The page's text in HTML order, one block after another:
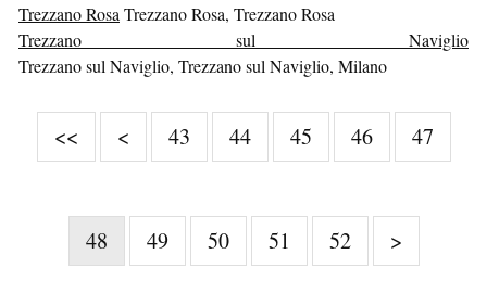
Trezzano Rosa Trezzano Rosa, Trezzano Rosa
Trezzano sul Naviglio
Trezzano sul Naviglio, Trezzano sul Naviglio, Milano
<< < 43 44 45 46 47
48 49 50 51 52 >